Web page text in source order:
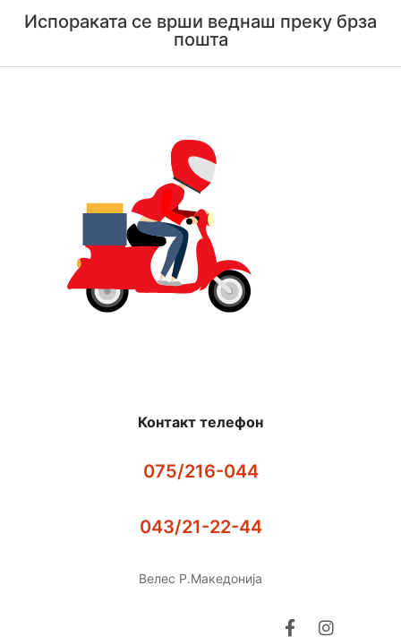
Испораката се врши веднаш преку брза
пошта
Контакт телефон
075/216-044
043/21-22-44
Велес Р.Македонија